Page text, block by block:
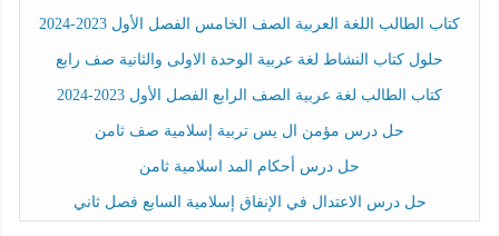
كتاب الطالب اللغة العربية الصف الخامس الفصل الأول 2023-2024
حلول كتاب النشاط لغة عربية الوحدة الاولى والثانية صف رابع
كتاب الطالب لغة عربية الصف الرابع الفصل الأول 2023-2024
حل درس مؤمن ال يس تربية إسلامية صف ثامن
حل درس أحكام المد اسلامية ثامن
حل درس الاعتدال في الإنفاق إسلامية السابع فصل ثاني